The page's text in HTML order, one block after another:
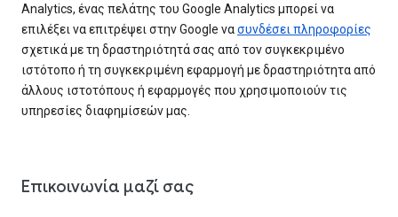
Analytics, ένας πελάτης του Google Analytics μπορεί να
επιλέξει να επιτρέψει στην Google νασυνδέσει πληροφορίες
σχετικά με τη δραστηριότητά σας από τον συγκεκριμένο
ιστότοπο ή τη συγκεκριμένη εφαρμογή με δραστηριότητα από
άλλους ιστοτόπους ή εφαρμογές που χρησιμοποιούν τις
υπηρεσίες διαφημίσεών μας.
Επικοινωνία μαζί σας